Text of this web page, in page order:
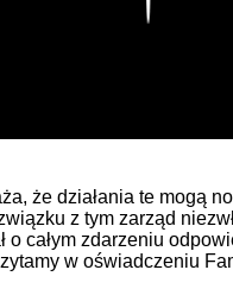
że działania te mogą
z tym zarząd
o całym zdarzeniu
w oświadczeniu